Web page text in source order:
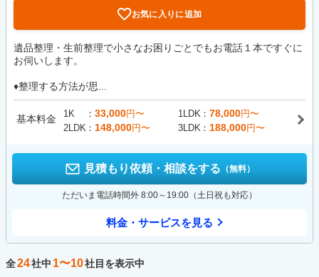
お気に入りに追加
遺品整理・生前整理で小さなお困りごとでもお電話１本ですぐに
お伺いします。
♦整理する方法が思...
基本料金 1K 33,000円〜 1LDK 78,000円〜
2LDK
148,000円〜 3LDK 188,000円〜
見積もり依頼・相談をする （無料）
ただいま電話時間外 8:00～19:00（土日祝も対応）
料金・サービスを見る
全24社中 1〜10社目を表示中